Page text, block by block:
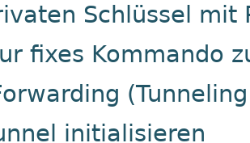
Schlüssel mit
fixes Kommando
initialisieren